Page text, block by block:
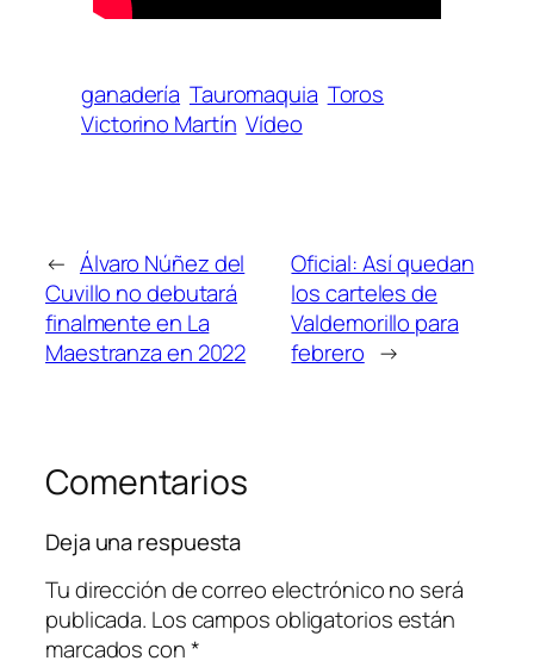
ganadería Tauromaquia Toros
Victorino Martín Vídeo
← Álvaro Núñez del
Cuvillo no debutará
finalmente en La
Maestranza en 2022
Oficial: Así quedan
los carteles de
Valdemorillo para
febrero →
Comentarios
Deja una respuesta
Tu dirección de correo electrónico no será
publicada. Los campos obligatorios están
marcados con*